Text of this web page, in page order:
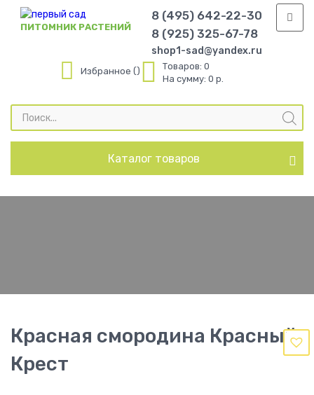
ПИТОМНИК РАСТЕНИЙ
8 (495) 642-22-30
8 (925) 325-67-78
shop1-sad@yandex.ru
Избранное Товаров: 0
На сумму: 0 р.
Поиск
товаров
Каталог товаров
Красная смородина Красный
Крест